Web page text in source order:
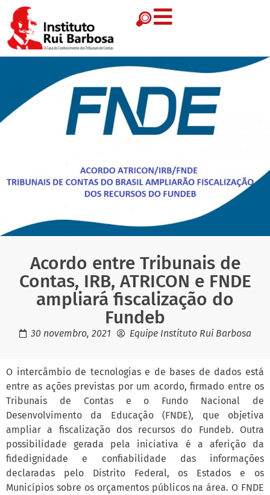
Acordo entre Tribunais de
Contas, IRB, ATRICON e FNDE
ampliará fiscalização do
Fundeb
30 novembro, 2021 Equipe Instituto Rui Barbosa
O intercâmbio de tecnologias e de bases de dados está
entre as ações previstas por um acordo, firmado entre os
Tribunais de Contas e o Fundo Nacional de
Desenvolvimento da Educação (FNDE), que objetiva
ampliar a fiscalização dos recursos do Fundeb. Outra
possibilidade gerada pela iniciativa é a aferição da
fidedignidade e confiabilidade das informações
declaradas pelo Distrito Federal, os Estados e os
Municípios sobre os orçamentos públicos na área. O FNDE